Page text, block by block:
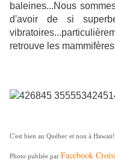
baleines...Nous
d'avoir de si
retrouve les
C'est bien au Québec et non à
Photo publiée par Facebook